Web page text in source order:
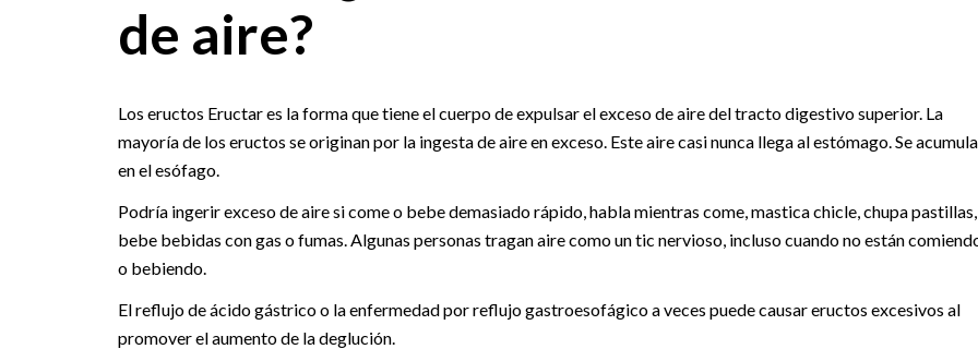
de aire?
Los eructos Eructar es la forma que tiene el cuerpo de expulsar el exceso de aire del tracto digestivo superior. La
mayoría de los eructos se originan por la ingesta de aire en exceso. Este aire casi nunca llega al estómago. Se acumula
en el esófago.
Podría ingerir exceso de aire si come o bebe demasiado rápido, habla mientras come, mastica chicle, chupa pastillas,
bebe bebidas con gas o fumas. Algunas personas tragan aire como un tic nervioso, incluso cuando no están
o bebiendo.
El reflujo de ácido gástrico o la enfermedad por reflujo gastroesofágico a veces puede causar eructos excesivos al
promover el aumento de la deglución.